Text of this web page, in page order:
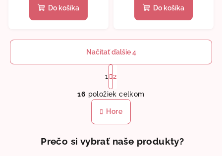
Do košíka Do košíka
O
v
l
á
a
Načítať ďalšie 4
S
t
r
á
n
k
o
a
1 2
16 položiek celkom
Hore
Prečo si vybrať naše produkty?